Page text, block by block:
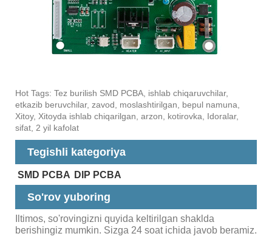
Hot Tags: Tez burilish SMD PCBA, ishlab chiqaruvchilar,
etkazib beruvchilar, zavod, moslashtirilgan, bepul namuna,
Xitoy, Xitoyda ishlab chiqarilgan, arzon, kotirovka, Idoralar,
sifat, 2 yil kafolat
Tegishli kategoriya
SMD PCBA DIP PCBA
So'rov yuboring
Iltimos, so'rovingizni quyida keltirilgan shaklda
berishingiz mumkin. Sizga 24 soat ichida javob beramiz.